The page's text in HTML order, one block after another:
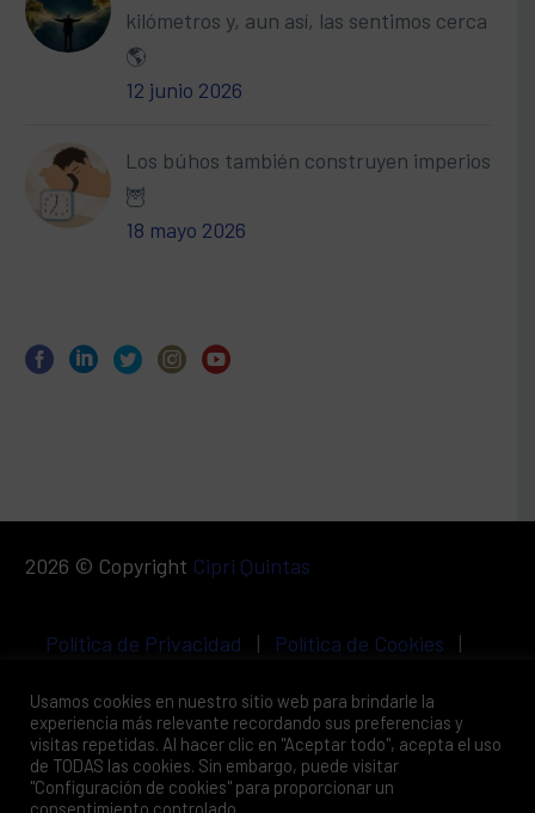
kilómetros y, aun así, las sentimos cerca
🌎
12 junio 2026
Los búhos también construyen imperios
🦉
18 mayo 2026
2026 © Copyright Cipri Quintas
Política de Privacidad | Política de Cookies |
Usamos cookies en nuestro sitio web para brindarle la
experiencia más relevante recordando sus preferencias y
visitas repetidas. Al hacer clic en "Aceptar todo", acepta el uso
de TODAS las cookies. Sin embargo, puede visitar
"Configuración de cookies" para proporcionar un
consentimiento controlado.